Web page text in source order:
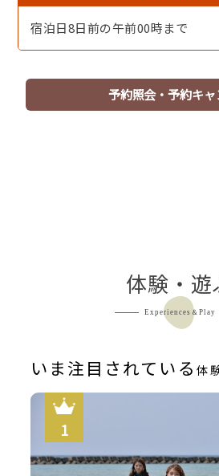
肉痛、神経痛などに効きます。
湯量が豊富で浴室シャワー、洗面
す。
【お造り】丹後の地魚を使用したお
宿泊日8日前の午前00時まで
予約照会・予約キャ
体験・遊
Experiences＆Play
いま注目されている 体